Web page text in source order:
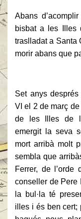
Abans
bisbat a les Illes
traslladat a Santa
morir abans que
Set anys
VI el 2 de març
de les Illes de
emergit la seva
mort arribà molt
sembla que
Ferrer, de l’orde
conseller de Pere
la bul·la té
illes i és ben cert;